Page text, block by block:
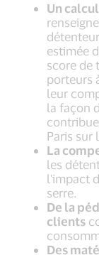
Un
estimée
score de
porteurs
leur
la façon
Paris sur
La
les
l'impact
serre.
De la
clients
Des